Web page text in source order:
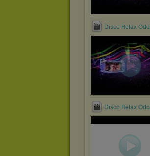
Disco Relax
Disco Relax